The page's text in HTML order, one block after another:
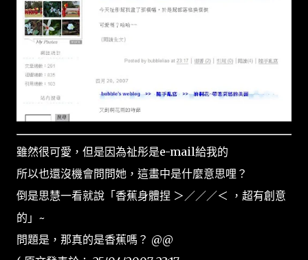
雖然很可愛，但是因為祉彤是e-mail給我的
所以也還沒機會問問她，這畫中是什麼意思哩？
倒是思慧一看就說「香蕉身體捏 ＞／／／＜ ，超有創意
的」~
問題是，那真的是香蕉嗎？ @@